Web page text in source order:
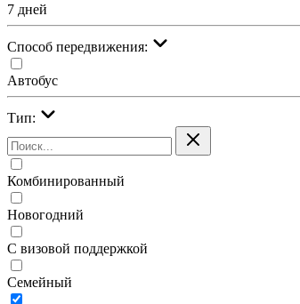
7 дней
Cпособ передвижения:
Автобус
Тип:
Комбинированный
Новогодний
С визовой поддержкой
Семейный